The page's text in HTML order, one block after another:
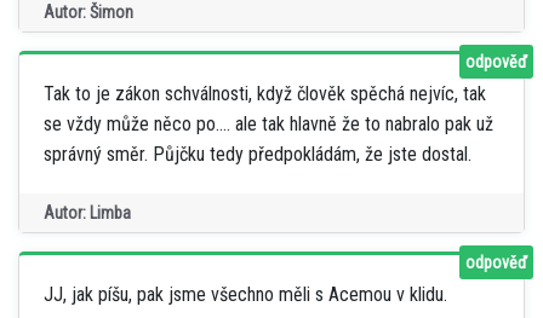
Autor: Šimon
Tak to je zákon schválnosti, když člověk spěchá nejvíc, tak
se vždy může něco po…. ale tak hlavně že to nabralo pak už
správný směr. Půjčku tedy předpokládám, že jste dostal.
Autor: Limba
odpověď
JJ, jak píšu, pak jsme všechno měli s Acemou v klidu.
odpověď